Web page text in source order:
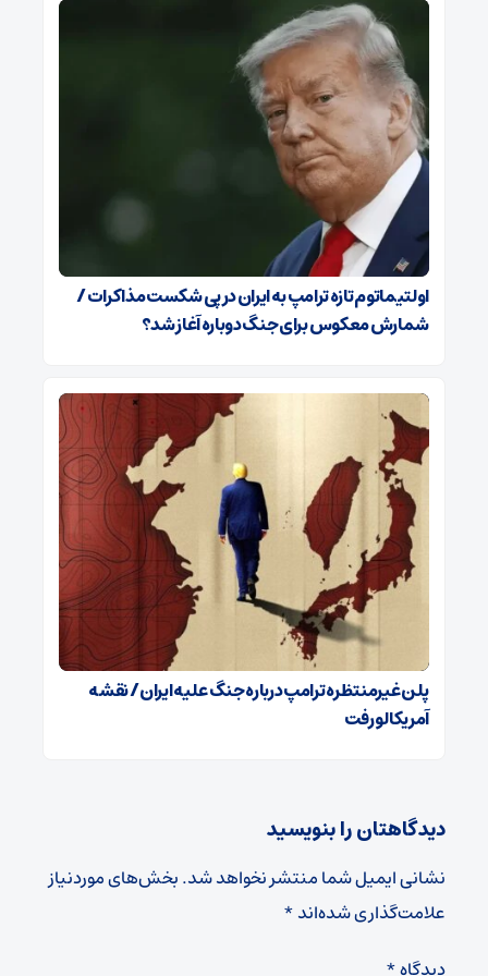
اولتیماتوم تازه ترامپ به ایران در پی شکست مذاکرات /
شمارش معکوس برای جنگ دوباره آغاز شد؟
پلن غیرمنتظره ترامپ درباره جنگ علیه ایران / نقشه
آمریکا لو رفت
دیدگاهتان را بنویسید
نشانی ایمیل شما منتشر نخواهد شد.بخش‌های موردنیاز
علامت‌گذاری شده‌اند*
دیدگاه*